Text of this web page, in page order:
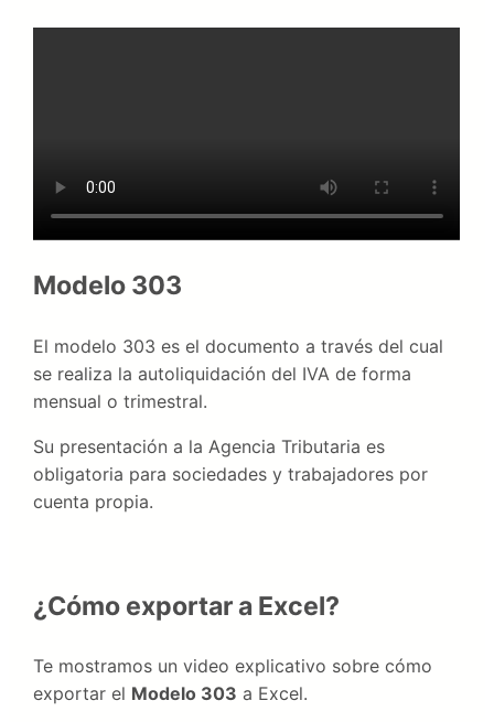
Modelo 303
El modelo 303 es el documento a través del cual
se realiza la autoliquidación del IVA de forma
mensual o trimestral.
Su presentación a la Agencia Tributaria es
obligatoria para sociedades y trabajadores por
cuenta propia.
¿Cómo exportar a Excel?
Te mostramos un video explicativo sobre cómo
exportar el Modelo 303 a Excel.